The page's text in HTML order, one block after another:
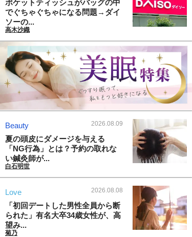
ポケットティッシュがバッグの中
でぐちゃぐちゃになる問題→ダイ
ソーの...
高木沙織
Beauty 2026.08.09
夏の頭皮にダメージを与える
「NG行為」とは？予約の取れな
い鍼灸師が...
白石明世
Love 2026.08.08
「初回デートした男性全員から断
られた」有名大卒34歳女性が、高
望み...
菊乃